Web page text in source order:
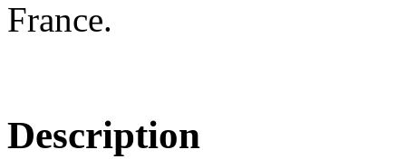
France.
Description